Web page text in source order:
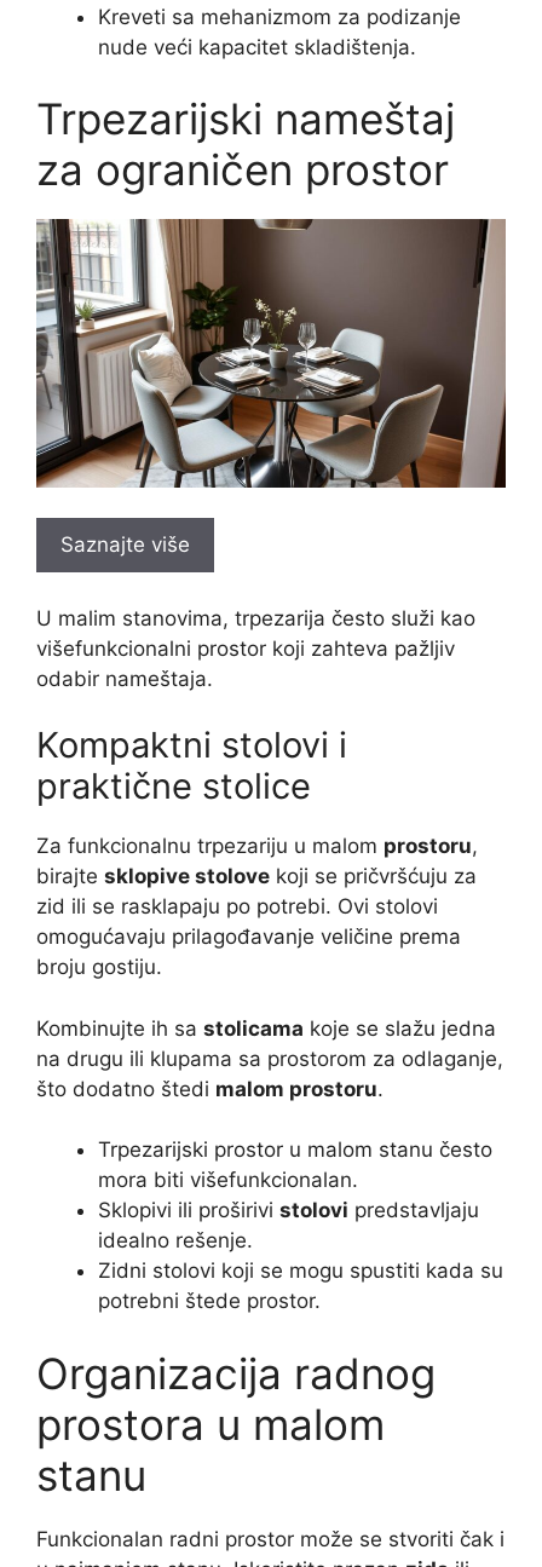
Kreveti sa mehanizmom za podizanje
nude veći kapacitet skladištenja.
Trpezarijski nameštaj
za ograničen prostor
Saznajte više
U malim stanovima, trpezarija često služi kao
višefunkcionalni prostor koji zahteva pažljiv
odabir nameštaja.
Kompaktni stolovi i
praktične stolice
Za funkcionalnu trpezariju u malom prostoru,
birajte sklopive stolove koji se pričvršćuju za
zid ili se rasklapaju po potrebi. Ovi stolovi
omogućavaju prilagođavanje veličine prema
broju gostiju.
Kombinujte ih sa stolicama koje se slažu jedna
na drugu ili klupama sa prostorom za odlaganje,
što dodatno štedi malom prostoru.
Trpezarijski prostor u malom stanu često
mora biti višefunkcionalan.
Sklopivi ili proširivi stolovi predstavljaju
idealno rešenje.
Zidni stolovi koji se mogu spustiti kada su
potrebni štede prostor.
Organizacija radnog
prostora u malom
stanu
Funkcionalan radni prostor može se stvoriti čak i